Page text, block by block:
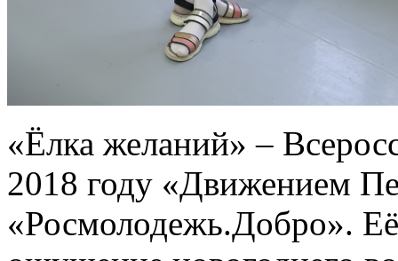
«Ёлка желаний» –
2018 году «Движением
«Росмолодежь.Добро».